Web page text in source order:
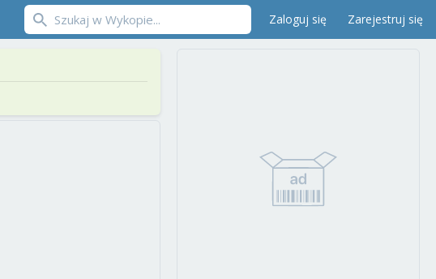
Zaloguj się Zarejestruj się